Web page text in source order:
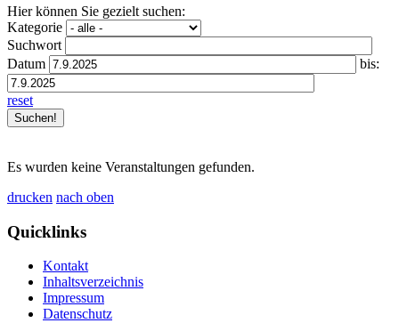
Hier können Sie gezielt suchen:
Kategorie
Suchwort
Datum
bis:
reset
Es wurden keine Veranstaltungen gefunden.
drucken nach oben
Quicklinks
Kontakt
Inhaltsverzeichnis
Impressum
Datenschutz